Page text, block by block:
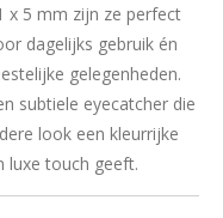
x 5 mm zijn ze perfect
dagelijks gebruik én
gelegenheden.
subtiele eyecatcher die
look een kleurrijke
luxe touch geeft.